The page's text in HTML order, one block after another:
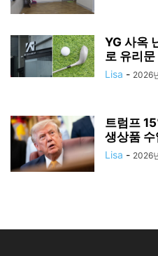
YG 사옥
로 유리
Lisa - 2026
트럼프
생상품
Lisa - 2026